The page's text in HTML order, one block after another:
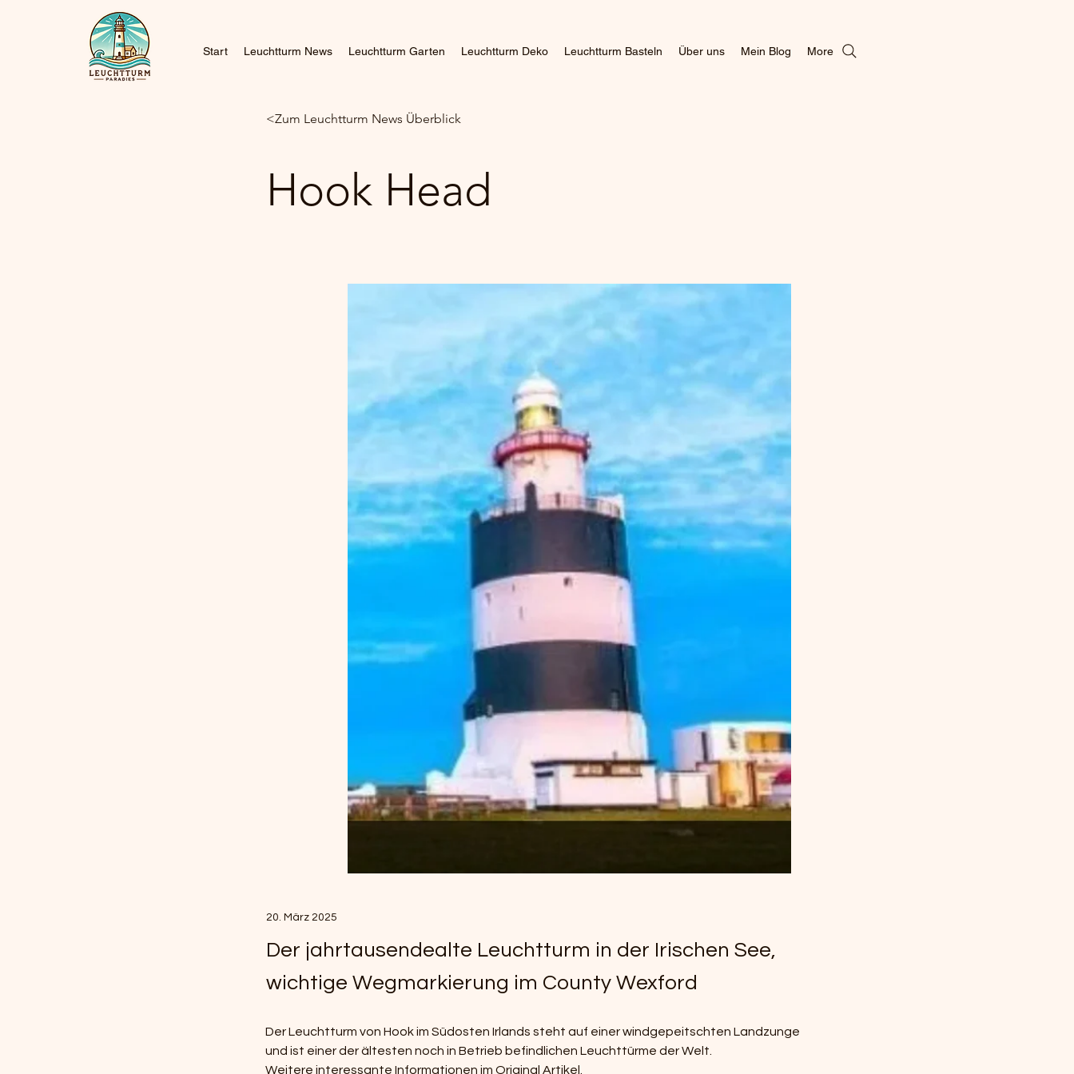
Start Leuchtturm News Leuchtturm Garten Leuchtturm Deko Leuchtturm Basteln Über uns Mein Blog More
<Zum Leuchtturm News Überblick
Hook Head
20. März 2025
Der jahrtausendealte Leuchtturm in der Irischen See,
wichtige Wegmarkierung im County Wexford
Der Leuchtturm von Hook im Südosten Irlands steht auf einer windgepeitschten Landzunge
und ist einer der ältesten noch in Betrieb befindlichen Leuchttürme der Welt.
Weitere interessante Informationen im Original Artikel.